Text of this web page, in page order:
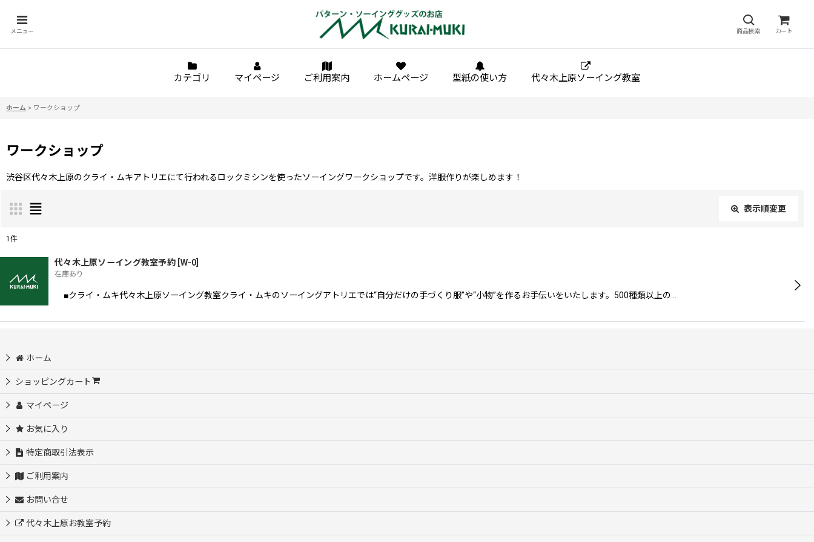
メニュー 商品検索 カート
カテゴリ マイページ ご利用案内 ホームページ 型紙の使い方 代々木上原ソーイング教室
ホーム > ワークショップ
ワークショップ
渋谷区代々木上原のクライ・ムキアトリエにて行われるロックミシンを使ったソーイングワークショップです。洋服作りが楽しめます！
表示順変更
表示数:
1 件
代々木上原ソーイング教室予約 W-0
在庫あり
■クライ・ムキ代々木上原ソーイング教室クライ・ムキのソーイングアトリエでは“自分だけの手づくり服”や“小物”を作るお手伝いをいたします。500種類以上の…
ホーム
ショッピングカート
マイページ
お気に入り
特定商取引法表示
ご利用案内
お問い合せ
代々木上原お教室予約